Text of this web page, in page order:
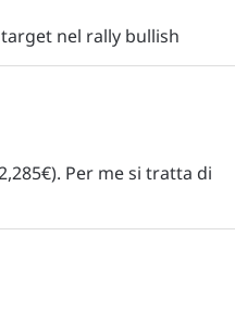
nel rally bullish
Per me si tratta di